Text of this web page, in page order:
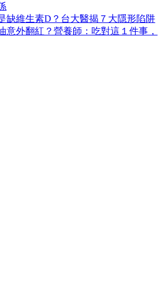
缺維生素D？台大醫揭７大隱形陷阱
意外翻紅？營養師：吃對這１件事，